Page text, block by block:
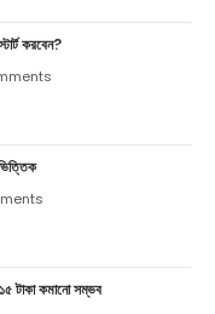
করবেন?
টাকা কমানো সম্ভব